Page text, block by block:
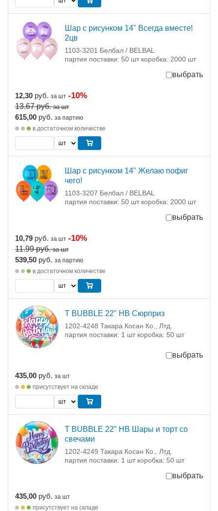
Шар с рисунком 14" Всегда вместе!
2цв
1103-3201 Белбал / BELBAL
партия поставки: 50 шт коробка: 2000 шт
выбрать
12,30 руб. за шт -10%
13.67руб. за шт
615,00 руб. за партию
в достаточном количестве
Шар с рисунком 14" Желаю пофиг
чего!
1103-3207 Белбал / BELBAL
партия поставки: 50 шт коробка: 2000 шт
выбрать
10,79 руб. за шт -10%
11.99руб. за шт
539,50 руб. за партию
в достаточном количестве
T BUBBLE 22" HB Сюрприз
1202-4248 Такара Косан Ко., Лтд.
партия поставки: 1 шт коробка: 50 шт
выбрать
435,00 руб. за шт
присутствует на складе
T BUBBLE 22" HB Шары и торт со
свечами
1202-4249 Такара Косан Ко., Лтд.
партия поставки: 1 шт коробка: 50 шт
выбрать
435,00 руб. за шт
присутствует на складе